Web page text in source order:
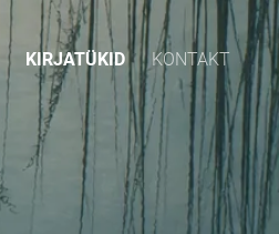
KIRJATÜKID KONTAKT